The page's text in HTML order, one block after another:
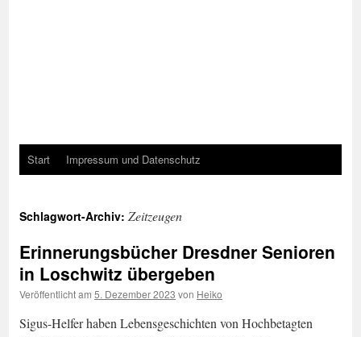
Start Impressum und Datenschutz
Schlagwort-Archiv: Zeitzeugen
Erinnerungsbücher Dresdner Senioren
in Loschwitz übergeben
Veröffentlicht am 5. Dezember 2023 von Heiko
Sigus-Helfer haben Lebensgeschichten von Hochbetagten